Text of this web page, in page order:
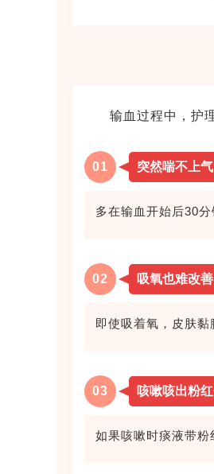
输血过程中，护
01 突然喘不上气
多在输血开始后30
02 吸氧也难改
即使吸着氧，皮肤黏
03 咳嗽咳出粉
如果咳嗽时痰液带粉